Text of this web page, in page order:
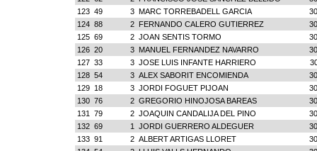
123 49 3 MARC TORREBADELL GARCIA
124 88 2 FERNANDO CALERO GUTIERREZ
125 69 2 JOAN SENTIS TORMO
126 20 3 MANUEL FERNANDEZ NAVARRO
127 33 3 JOSE LUIS INFANTE HARRIERO
128 54 3 ALEX SABORIT ENCOMIENDA
129 18 3 JORDI FOGUET PIJOAN
130 76 2 GREGORIO HINOJOSA BAREAS
131
79 2 JOAQUIN CANDALIJA DEL PINO
132 69 1 JORDI GUERRERO ALDEGUER
133 91 2 ALBERT ARTIGAS LLORET